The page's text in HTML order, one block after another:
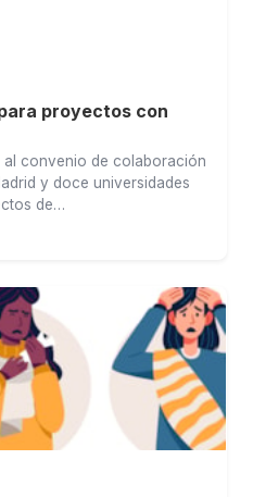
proyectos con
al convenio de colaboración
y doce universidades
de…